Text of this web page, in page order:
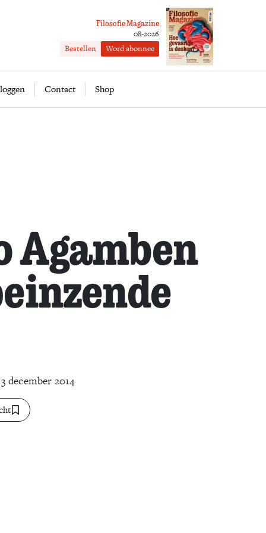
Filosofie Magazine
08-2026
Bestellen Word abonnee
Contact Shop
Word abonnee
Agamben
december 2014